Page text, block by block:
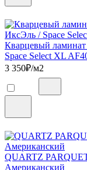
Кварцевый
Space Select XL
3 350₽/м2
QUARTZ
Американский